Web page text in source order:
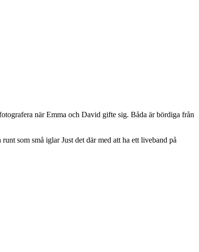
när Emma och David gifte sig. Båda är bördiga från
runt som små iglarJust det där med att ha ett liveband på